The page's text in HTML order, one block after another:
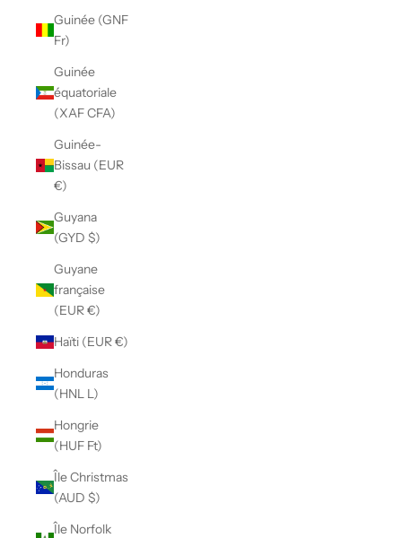
Guinée (GNF
Fr)
Guinée
équatoriale
(XAF CFA)
Guinée-
Bissau (EUR
€)
Guyana
(GYD $)
Guyane
française
(EUR €)
Haïti (EUR €)
Honduras
(HNL L)
Hongrie
(HUF Ft)
Île Christmas
(AUD $)
Île Norfolk